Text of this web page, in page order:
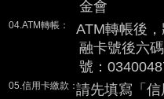
金會
04.ATM轉帳：
ATM轉帳後
融卡號後六
號：
05.信用卡繳款：請先填寫「